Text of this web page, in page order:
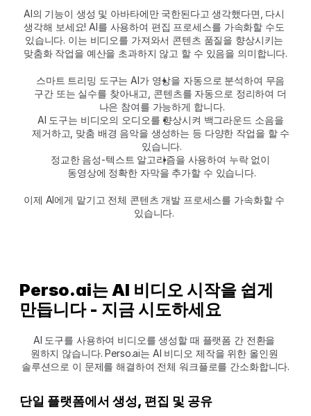
AI의 기능이 생성 및 아바타에만 국한된다고 생각했다면, 다시
생각해 보세요! AI를 사용하여 편집 프로세스를 가속화할 수도
있습니다. 이는 비디오를 가져와서 콘텐츠 품질을 향상시키는
맞춤화 작업을 예산을 초과하지 않고 할 수 있음을 의미합니다.
스마트 트리밍 도구는 AI가 영상을 자동으로 분석하여 무음
구간 또는 실수를 찾아내고, 콘텐츠를 자동으로 정리하여 더
나은 참여를 가능하게 합니다.
AI 도구는 비디오의 오디오를 향상시켜 백그라운드 소음을
제거하고, 맞춤 배경 음악을 생성하는 등 다양한 작업을 할 수
있습니다.
정교한 음성-텍스트 알고리즘을 사용하여 누락 없이
동영상에 정확한 자막을 추가할 수 있습니다.
이제 AI에게 맡기고 전체 콘텐츠 개발 프로세스를 가속화할 수
있습니다.
Perso.ai는 AI 비디오 시작을 쉽게
만듭니다 - 지금 시도하세요
AI 도구를 사용하여 비디오를 생성할 때 플랫폼 간 전환을
원하지 않습니다. Perso.ai는 AI 비디오 제작을 위한 올인원
솔루션으로 이 문제를 해결하여 전체 워크플로를 간소화합니다.
단일 플랫폼에서 생성, 편집 및 공유